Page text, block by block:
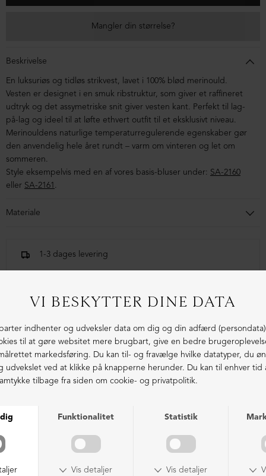
Mangler din størrelse?
Beskrivelse
En luksuriøs og tidløs strikvest, lavet i 100% blød merinould.
Vesten er designet i en smuk ribstruktur, som giver et raffineret
udtryk og det assymetriske snit giver vesten kant. Perfekt til lag-
på-lag og ideel til at løfte ethvert outfit til et eksklusivt niveau.
Merinouldens naturlige temperaturregulerende egenskaber gør
den anvendelig hele året rundt – varm om vinteren og let om
sommeren.
Style eksempelvis med en af vores basis-bluser under: SA-2160
eller SA-2161 .
Materiale
1-3 dages levering
LIGNENDE PRODUKTER